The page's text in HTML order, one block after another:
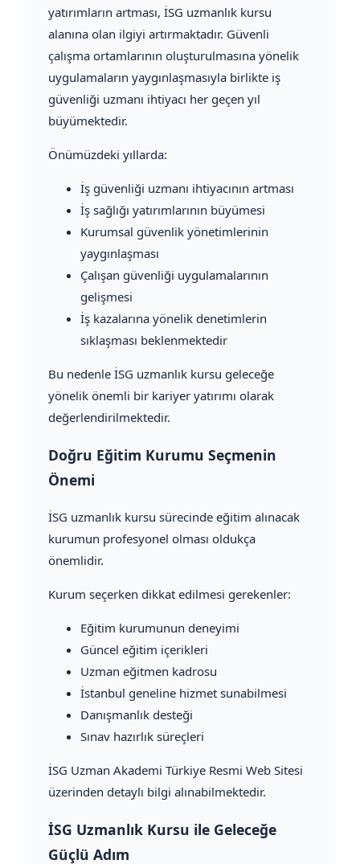
yatırımların artması, İSG uzmanlık kursu
alanına olan ilgiyi artırmaktadır. Güvenli
çalışma ortamlarının oluşturulmasına yönelik
uygulamaların yaygınlaşmasıyla birlikte iş
güvenliği uzmanı ihtiyacı her geçen yıl
büyümektedir.
Önümüzdeki yıllarda:
İş güvenliği uzmanı ihtiyacının artması
İş sağlığı yatırımlarının büyümesi
Kurumsal güvenlik yönetimlerinin
yaygınlaşması
Çalışan güvenliği uygulamalarının
gelişmesi
İş kazalarına yönelik denetimlerin
sıklaşması beklenmektedir
Bu nedenle İSG uzmanlık kursu geleceğe
yönelik önemli bir kariyer yatırımı olarak
değerlendirilmektedir.
Doğru Eğitim Kurumu Seçmenin
Önemi
İSG uzmanlık kursu sürecinde eğitim alınacak
kurumun profesyonel olması oldukça
önemlidir.
Kurum seçerken dikkat edilmesi gerekenler:
Eğitim kurumunun deneyimi
Güncel eğitim içerikleri
Uzman eğitmen kadrosu
İstanbul geneline hizmet sunabilmesi
Danışmanlık desteği
Sınav hazırlık süreçleri
İSG Uzman Akademi Türkiye Resmi Web Sitesi
üzerinden detaylı bilgi alınabilmektedir.
İSG Uzmanlık Kursu ile Geleceğe
Güçlü Adım